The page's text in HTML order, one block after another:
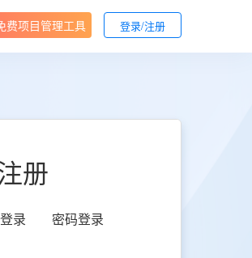
费项目管理工具 登录/注册
册
录 密码登录